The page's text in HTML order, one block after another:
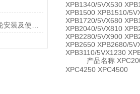
XPB1340/5VX530
XPB1500 XPB1510/
XPB1720/5VX680
XPB2040/5VX810
XPB2280/5VX900
XPB2650 XPB2680/
XPB3110/5VX1230
产品名称 XPC2000
XPC4250 XPC4500